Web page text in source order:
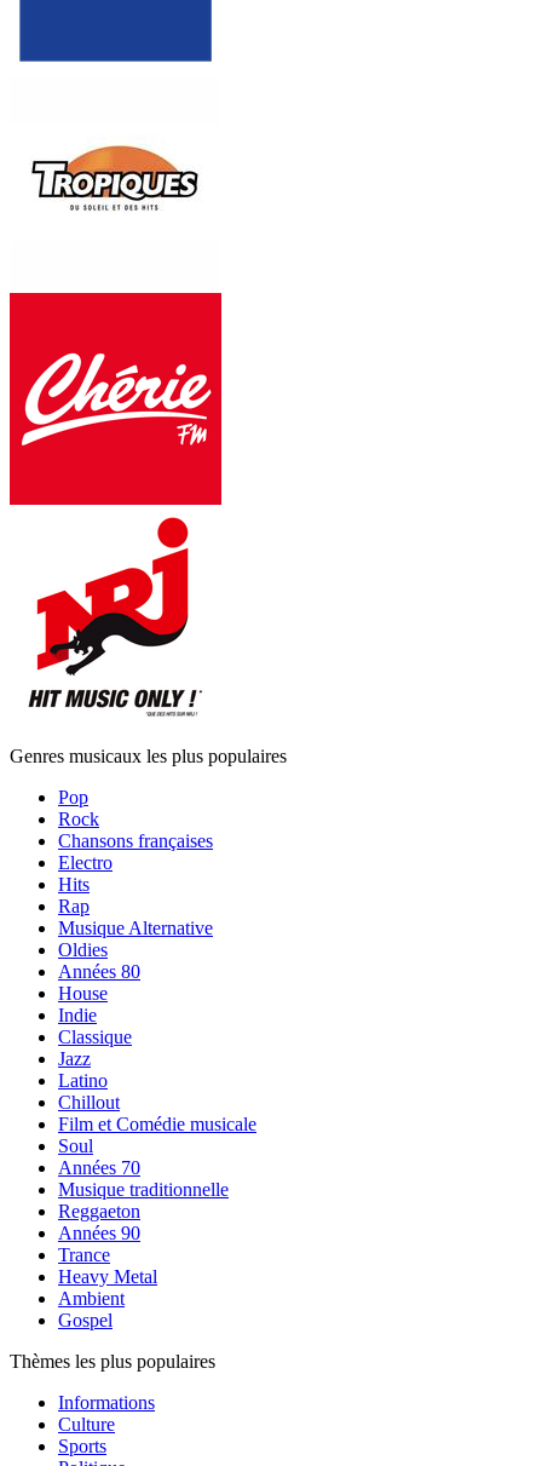
Genres musicaux les plus populaires
Pop
Rock
Chansons françaises
Electro
Hits
Rap
Musique Alternative
Oldies
Années 80
House
Indie
Classique
Jazz
Latino
Chillout
Film et Comédie musicale
Soul
Années 70
Musique traditionnelle
Reggaeton
Années 90
Trance
Heavy Metal
Ambient
Gospel
Thèmes les plus populaires
Informations
Culture
Sports